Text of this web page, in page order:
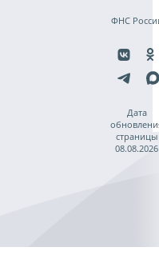
ФНС
Дата
страницы
08.08.2026